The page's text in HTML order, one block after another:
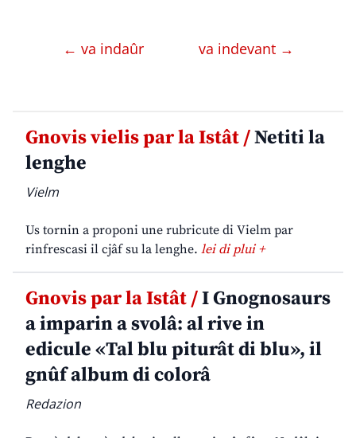
← va indaûr va indevant →
Gnovis vielis par la Istât /Netiti la
lenghe
Vielm
Us tornin a proponi une rubricute di Vielm par
rinfrescasi il cjâf su la lenghe. lei di plui +
Gnovis par la Istât /I Gnognosaurs
a imparin a svolâ: al rive in
edicule «Tal blu piturât di blu», il
gnûf album di colorâ
Redazion